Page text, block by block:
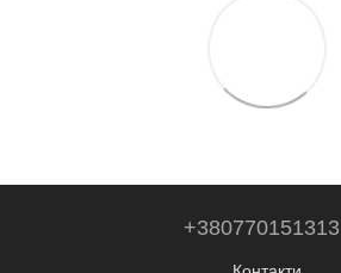
+380770151313